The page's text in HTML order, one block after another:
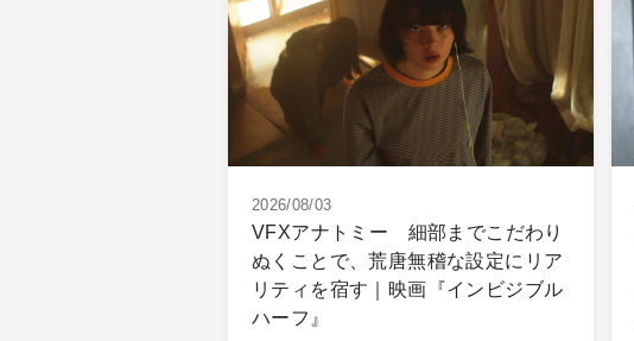
2026/08/03
VFXアナトミー 細部までこだわり
ぬくことで、荒唐無稽な設定にリア
リティを宿す｜映画『インビジブル
ハーフ』